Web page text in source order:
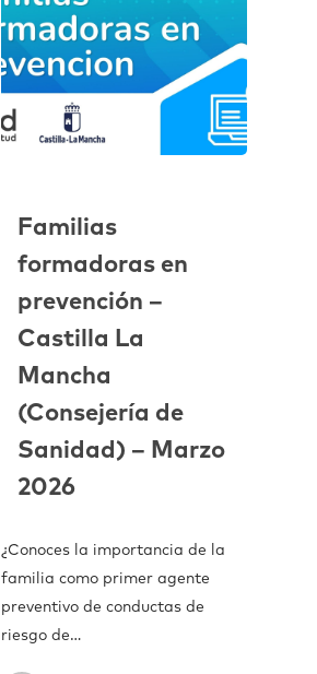
Familias
formadoras en
prevención –
Castilla La
Mancha
(Consejería de
Sanidad) – Marzo
2026
¿Conoces la importancia de la
familia como primer agente
preventivo de conductas de
riesgo de…